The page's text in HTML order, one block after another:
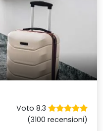
Voto 8.3
(3100 recensioni)